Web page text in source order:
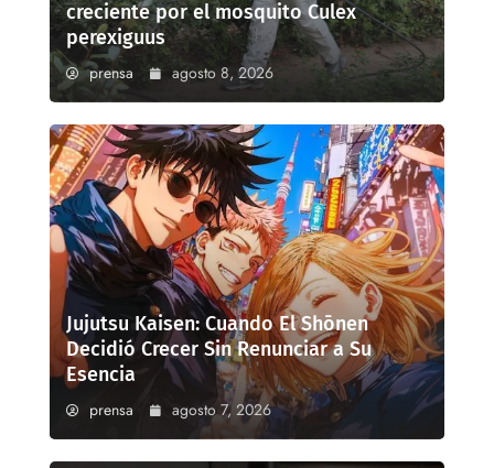
creciente por el mosquito Culex
perexiguus
prensa agosto 8, 2026
Jujutsu Kaisen: Cuando El Shōnen
Decidió Crecer Sin Renunciar a Su
Esencia
prensa agosto 7, 2026